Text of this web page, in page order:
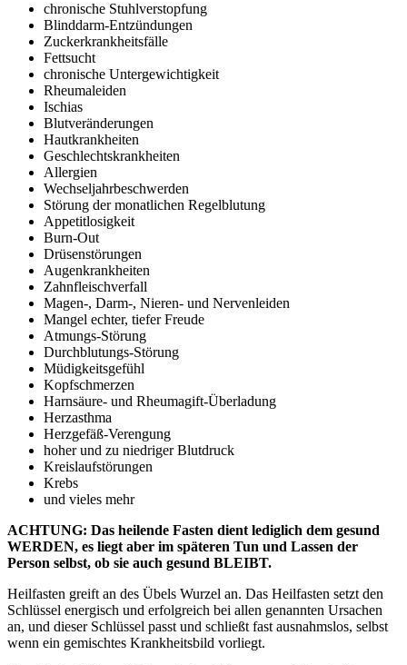
chronische Stuhlverstopfung
Blinddarm-Entzündungen
Zuckerkrankheitsfälle
Fettsucht
chronische Untergewichtigkeit
Rheumaleiden
Ischias
Blutveränderungen
Hautkrankheiten
Geschlechtskrankheiten
Allergien
Wechseljahrbeschwerden
Störung der monatlichen Regelblutung
Appetitlosigkeit
Burn-Out
Drüsenstörungen
Augenkrankheiten
Zahnfleischverfall
Magen-, Darm-, Nieren- und Nervenleiden
Mangel echter, tiefer Freude
Atmungs-Störung
Durchblutungs-Störung
Müdigkeitsgefühl
Kopfschmerzen
Harnsäure- und Rheumagift-Überladung
Herzasthma
Herzgefäß-Verengung
hoher und zu niedriger Blutdruck
Kreislaufstörungen
Krebs
und vieles mehr
ACHTUNG: Das heilende Fasten dient lediglich dem gesund
WERDEN, es liegt aber im späteren Tun und Lassen der
Person selbst, ob sie auch gesund BLEIBT.
Heilfasten greift an des Übels Wurzel an. Das Heilfasten setzt den
Schlüssel energisch und erfolgreich bei allen genannten Ursachen
an, und dieser Schlüssel passt und schließt fast ausnahmslos, selbst
wenn ein gemischtes Krankheitsbild vorliegt.